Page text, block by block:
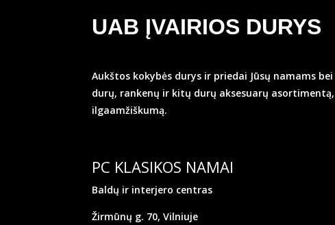
UAB ĮVAIRIOS DURYS
Aukštos kokybės durys ir priedai Jūsų namams
durų, rankenų ir kitų durų aksesuarų
ilgaamžiškumą.
PC KLASIKOS NAMAI
Baldų ir interjero centras
Žirmūnų g. 70, Vilniuje